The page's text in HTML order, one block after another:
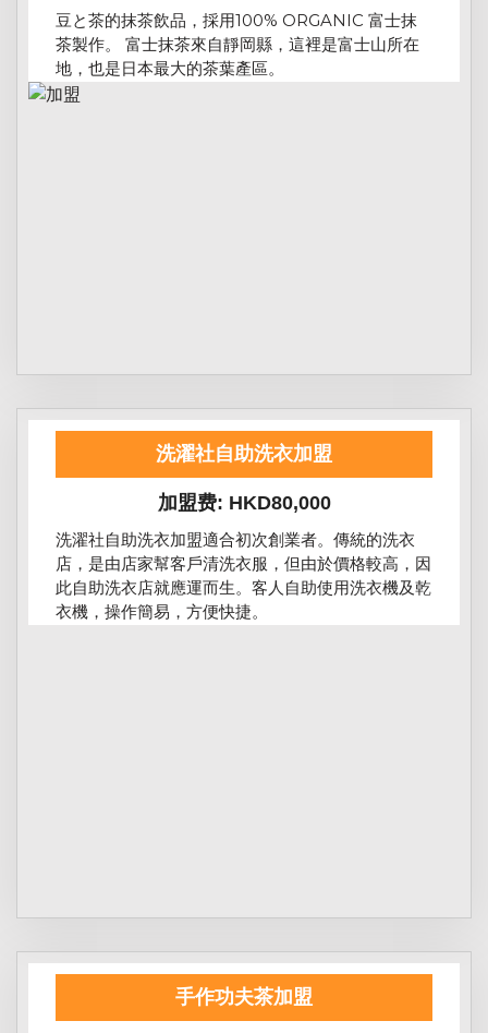
豆と茶的抹茶飲品，採用100% ORGANIC 富士抹
茶製作。 富士抹茶來自靜岡縣，這裡是富士山所在
地，也是日本最大的茶葉產區。
洗濯社自助洗衣加盟
加盟费: HKD80,000
洗濯社自助洗衣加盟適合初次創業者。傳統的洗衣
店，是由店家幫客戶清洗衣服，但由於價格較高，因
此自助洗衣店就應運而生。客人自助使用洗衣機及乾
衣機，操作簡易，方便快捷。
手作功夫茶加盟